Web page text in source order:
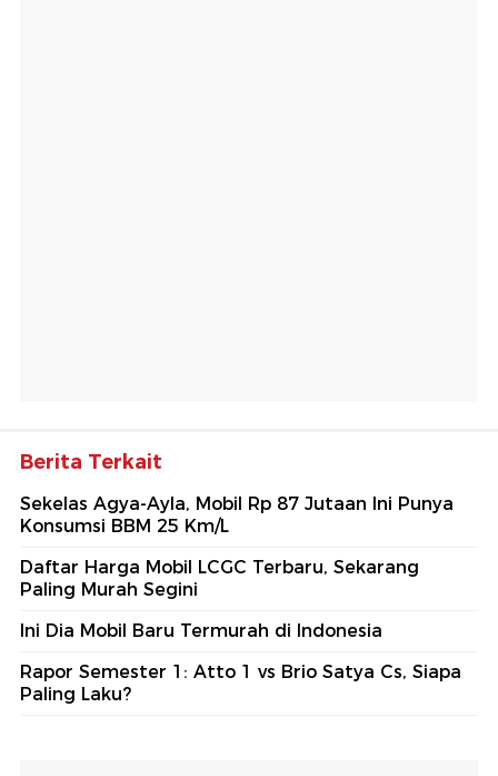
Berita Terkait
Sekelas Agya-Ayla, Mobil Rp 87 Jutaan Ini Punya
Konsumsi BBM 25 Km/L
Daftar Harga Mobil LCGC Terbaru, Sekarang
Paling Murah Segini
Ini Dia Mobil Baru Termurah di Indonesia
Rapor Semester 1: Atto 1 vs Brio Satya Cs, Siapa
Paling Laku?